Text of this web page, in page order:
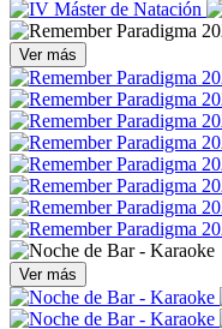
Ver más
Ver más